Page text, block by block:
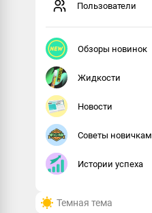
Пользователи
Обзоры новинок
Жидкости
Новости
Советы новичкам
Истории успеха
Темная тема